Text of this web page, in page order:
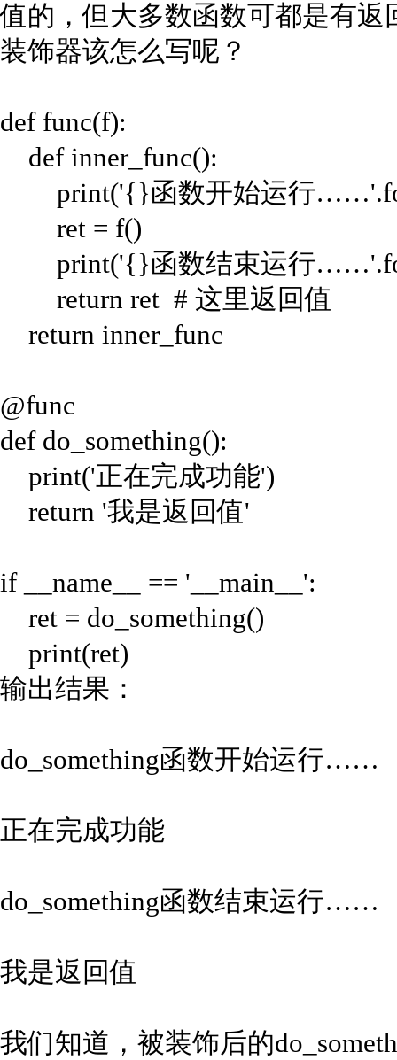
值的，但大多数函数可都是有
装饰器该怎么写呢？
def func(f):
def inner_func():
print('{}函数开始运行
ret = f()
print('{}函数结束运行
return ret # 这里返回值
return inner_func
@func
def do_something():
print('正在完成功能')
return '我是返回值'
if __name__ == '__main__':
ret = do_something()
print(ret)
输出结果：
do_something函数开始运行……
正在完成功能
do_something函数结束运行……
我是返回值
我们知道，被装饰后的